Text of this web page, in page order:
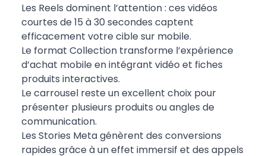
Les Reels dominent l’attention : ces vidéos
courtes de 15 à 30 secondes captent
efficacement votre cible sur mobile.
Le format Collection transforme l’expérience
d’achat mobile en intégrant vidéo et fiches
produits interactives.
Le carrousel reste un excellent choix pour
présenter plusieurs produits ou angles de
communication.
Les Stories Meta génèrent des conversions
rapides grâce à un effet immersif et des appels